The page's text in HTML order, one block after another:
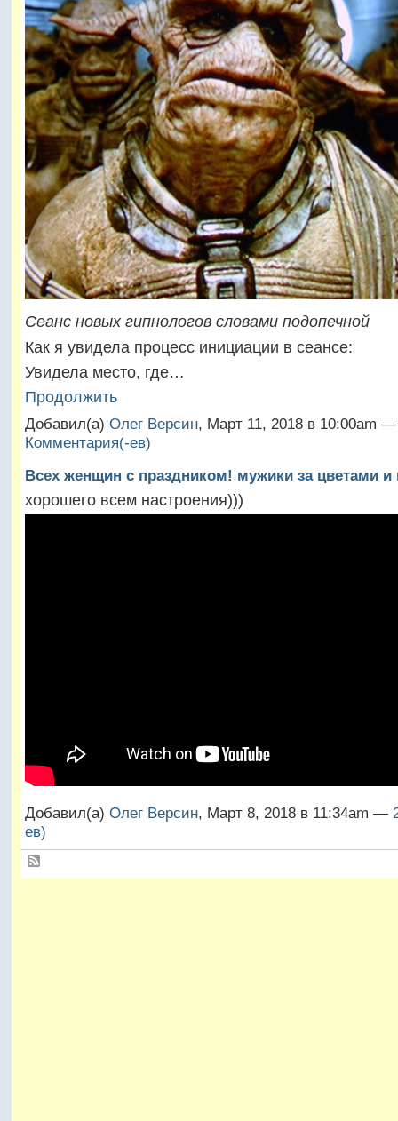
Сеанс новых гипнологов словами подопечной
Как я увидела процесс инициации в сеансе:
Увидела место, где…
Продолжить
Добавил(а) Олег Версин, Март 11, 2018 в 10:00am
Комментария(-ев)
Всех женщин с праздником! мужики за цветами
хорошего всем настроения)))
Добавил(а) Олег Версин, Март 8, 2018 в 11:34am —
ев)